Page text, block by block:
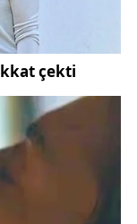
geçirildi.
4 cep
2 hafıza
Ele geçirilen